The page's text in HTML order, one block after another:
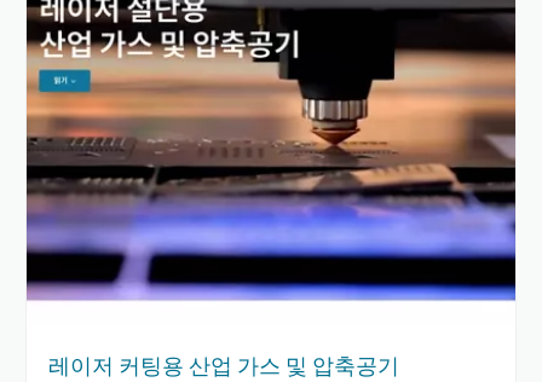
레이저 커팅용 산업 가스 및 압축공기